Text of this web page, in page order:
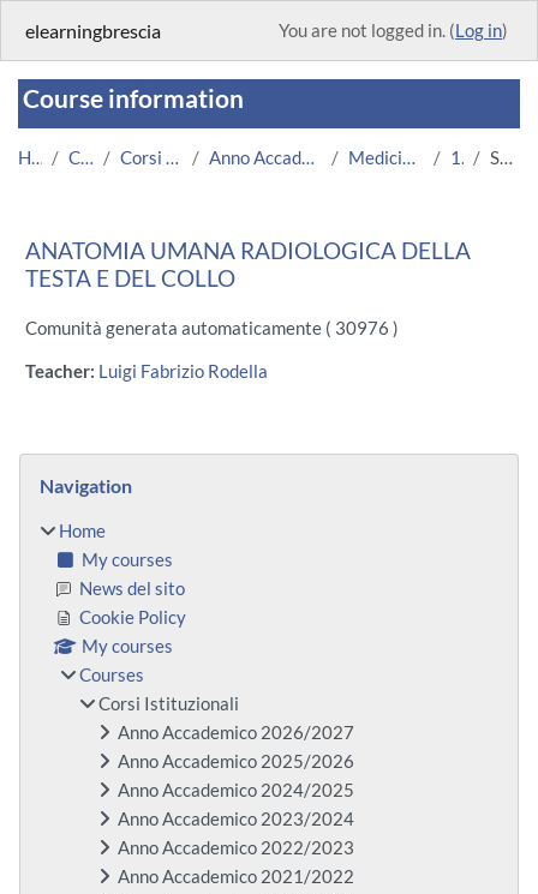
elearningbrescia You are not logged in. (Log in)
Course information
Home Courses Corsi Istituzionali Anno Accademico 2013/2014 Medicina e Chirurgia 1240 Summary
ANATOMIA UMANA RADIOLOGICA DELLA
TESTA E DEL COLLO
Comunità generata automaticamente ( 30976 )
Teacher: Luigi Fabrizio Rodella
Blocks
Navigation
Home
My courses
News del sito
Cookie Policy
My courses
Courses
Corsi Istituzionali
Anno Accademico 2026/2027
Anno Accademico 2025/2026
Anno Accademico 2024/2025
Anno Accademico 2023/2024
Anno Accademico 2022/2023
Anno Accademico 2021/2022